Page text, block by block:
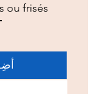
ou frisés